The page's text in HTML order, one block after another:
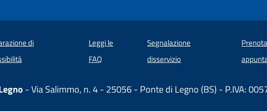
di
(apre in un'altra scheda).
Leggi le
FAQ
Segnalazione
disservizio
- Via Salimmo, n. 4 - 25056 - Ponte di Legno (BS) - P.IVA: